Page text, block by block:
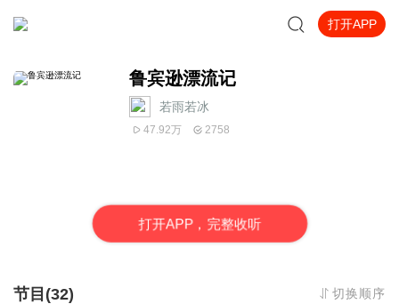
打开APP
鲁宾逊漂流记
若雨若冰
47.92万 2758
打开APP，完整收听
节目(32) 切换顺序